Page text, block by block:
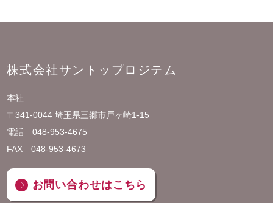
株式会社サントップロジテム
本社
〒341-0044 埼玉県三郷市戸ヶ崎1-15
電話 048-953-4675
FAX 048-953-4673
お問い合わせはこちら